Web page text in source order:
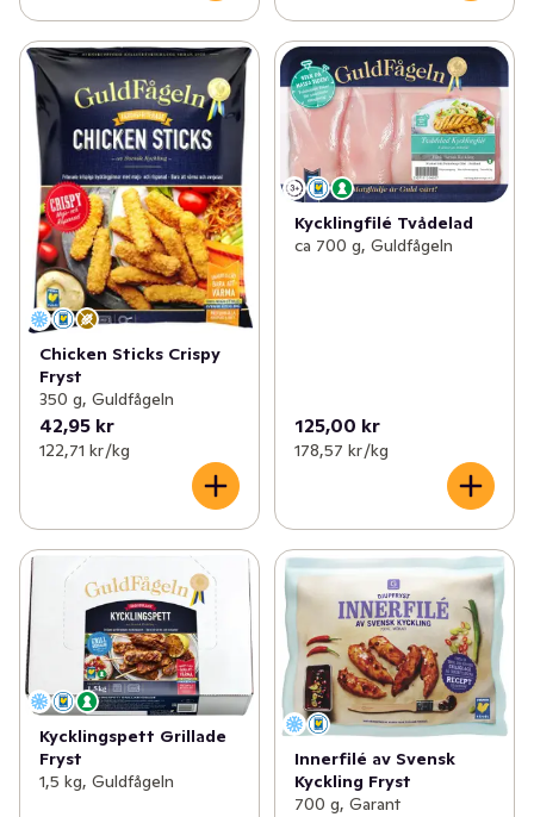
Chicken Sticks Crispy
Fryst
350 g, Guldfågeln
42,95 kr
122,71 kr /kg
Kycklingfilé Tvådelad
ca 700 g, Guldfågeln
125,00 kr
178,57 kr /kg
Kycklingspett Grillade
Fryst
1,5 kg, Guldfågeln
Innerfilé av Svensk
Kyckling Fryst
700 g, Garant